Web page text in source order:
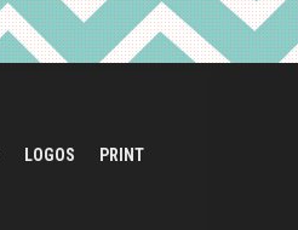
LOGOS PRINT